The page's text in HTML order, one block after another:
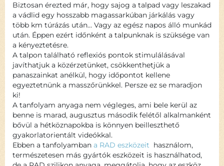
Biztosan érezted már, hogy sajog a talpad vagy leszakad
a vádlid egy hosszabb magassarkúban járkálás vagy
több km túrázás után… Vagy az egész napos álló munkád
után. Éppen ezért időnként a talpunknak is szüksége van
a kényeztetésre.
A talpon található reflexiós pontok stimulálásával
javíthatjuk a közérzetünket, csökkenthetjük a
panaszainkat anélkül, hogy időpontot kellene
egyeztetnünk a masszőrünkkel. Persze ez se maradjon
ki!
A tanfolyam anyaga nem végleges, ami bele kerül az
benne is marad, augusztus második felétől alkalmanként
bővül a hétköznapokba is könnyen beilleszthető
gyakorlatorientált videókkal.
Ebben a tanfolyamban a RAD eszközeit használom,
természetesen más gyártók eszközeit is használhatod,